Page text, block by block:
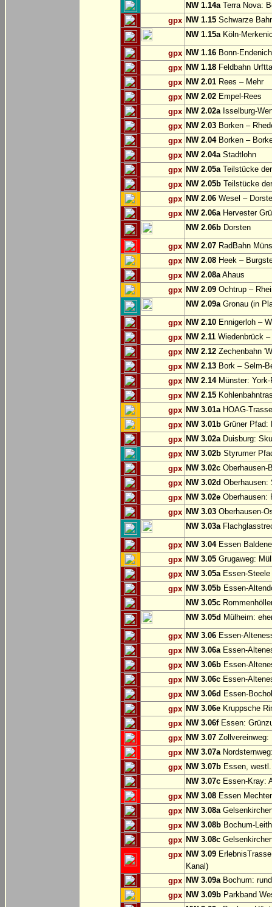
NW 1.14aTerra Nova:
gpx NW 1.15 Schwarze
NW 1.15aKöln-
gpx NW 1.16 Bonn-
gpx NW 1.18 Feldbahn
gpx NW 2.01 Rees – Mehr
gpx NW 2.02 Empel-Rees
gpx NW 2.02aIsselburg-
gpx NW 2.03 Borken –
gpx NW 2.04Borken –
gpx NW 2.04aStadtlohn
gpx NW 2.05aTeilstücke
gpx NW 2.05b Teilstücke
gpx NW 2.06 Wesel –
gpx NW 2.06aHervester
NW 2.06b Dorsten
gpx NW 2.07 RadBahn
gpx NW 2.08 Heek –
gpx NW 2.08aAhaus
gpx NW 2.09 Ochtrup –
NW 2.09aGronau (in
gpx NW 2.10 Ennigerloh –
gpx NW 2.11 Wiedenbrück
gpx NW 2.12 Zechenbahn
gpx NW 2.13 Bork – Selm-
gpx NW 2.14Münster: York-
gpx NW 2.15
gpx NW 3.01aHOAG-
gpx NW 3.01b Grüner Pfad:
gpx NW 3.02aDuisburg:
gpx NW 3.02b Styrumer
gpx NW 3.02c Oberhausen-
gpx NW 3.02d Oberhausen:
gpx NW 3.02e Oberhausen:
gpx NW 3.03 Oberhausen-
NW 3.03a
gpx NW 3.04Essen
gpx NW 3.05 Grugaweg:
gpx NW 3.05aEssen-Steele
gpx NW 3.05b Essen-
NW 3.05c
NW 3.05d Mülheim:
gpx NW 3.06 Essen-
gpx NW 3.06aEssen-
gpx NW 3.06b Essen-
gpx NW 3.06c Essen-
gpx NW 3.06d Essen-
gpx NW 3.06e Kruppsche
gpx NW 3.06fEssen:
gpx NW 3.07 Zollvereinweg:
gpx NW 3.07a
gpx NW 3.07b Essen,
NW 3.07c Essen-Kray:
gpx NW 3.08 Essen
gpx NW 3.08a
gpx NW 3.08b Bochum-
gpx NW 3.08c
gpx NW 3.09
Kanal)
gpx NW 3.09aBochum:
gpx NW 3.09b Parkband